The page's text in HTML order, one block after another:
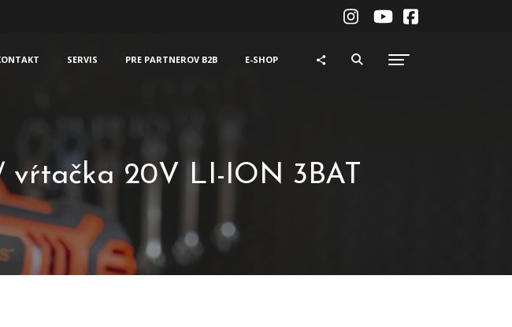
SERVIS PRE PARTNEROV B2B E-SHOP
vŕtačka 20V LI-ION 3BAT